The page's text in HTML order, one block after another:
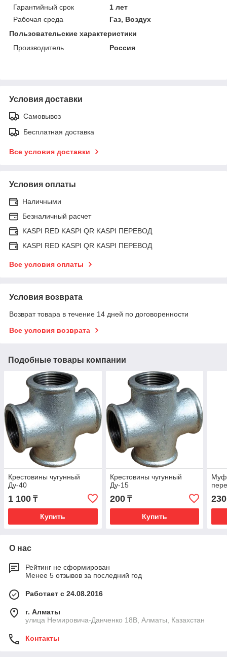
Гарантийный срок
1 лет
Рабочая среда
Газ, Воздух
Пользовательские характеристики
Производитель
Россия
Условия доставки
Самовывоз
Бесплатная доставка
Все условия доставки
Условия оплаты
Наличными
Безналичный расчет
KASPI RED KASPI QR KASPI ПЕРЕВОД
KASPI RED KASPI QR KASPI ПЕРЕВОД
Все условия оплаты
Условия возврата
Возврат товара в течение 14 дней по договоренности
Все условия возврата
Подобные товары компании
Крестовины чугунный
Ду-40
1 100 ₸
Купить
Крестовины чугунный
Ду-15
200₸
Купить
230
О нас
Рейтинг не сформирован
Менее 5 отзывов за последний год
Работает с 24.08.2016
г. Алматы
улица Немировича-Данченко 18В, Алматы, Казахстан
Контакты